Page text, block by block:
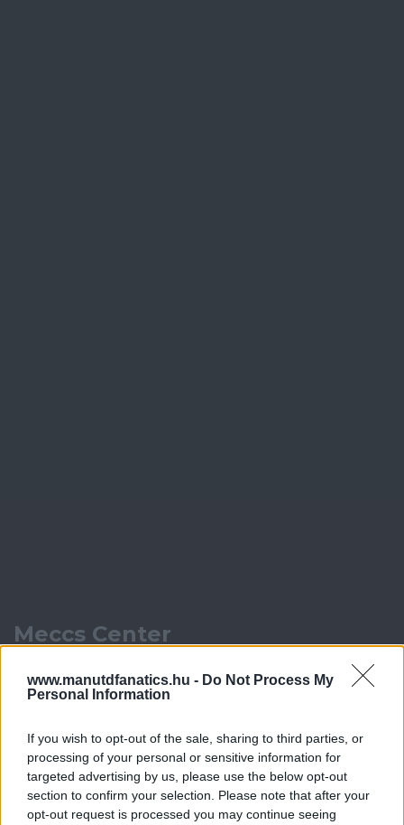
www.manutdfanatics.hu - Do Not Process My
Personal Information
If you wish to opt-out of the sale, sharing to third parties, or
processing of your personal or sensitive information for
targeted advertising by us, please use the below opt-out
section to confirm your selection. Please note that after your
opt-out request is processed you may continue seeing
Meccs Center
Paris Saint-Germain
Manchester United
Felkészülési szezon 4. mérkőzés
Nya Ullevi, Göteborg
2026-08-08 17:00